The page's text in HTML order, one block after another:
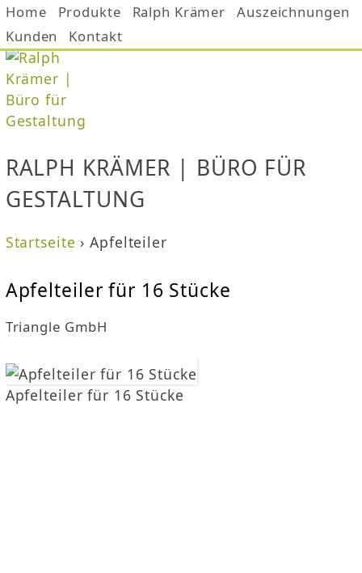
Jump to navigation
Home Produkte Ralph Krämer
Auszeichnungen
Kunden
Kontakt
RALPH KRÄMER | BÜRO FÜR
GESTALTUNG
i
e
s
i
Startseite ›Apfelteiler
Apfelteiler für 16 Stücke
Triangle GmbH
Apfelteiler für 16 Stücke